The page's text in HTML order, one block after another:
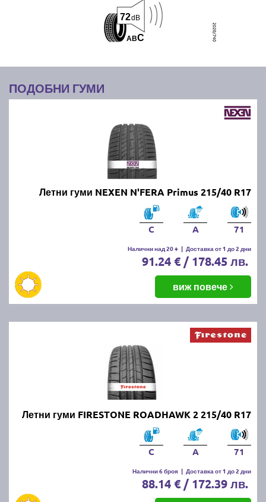
ABC
72dB
ПОДОБНИ ГУМИ
Летни гуми NEXEN N'FERA Primus 215/40 R17
C A 71
Налични над 20 + | Доставка от 1 до 2 дни
91.24 € / 178.45 лв.
виж повече
Летни гуми FIRESTONE ROADHAWK 2 215/40 R17
C A 71
Налични 6 броя | Доставка от 1 до 2 дни
88.14 € / 172.39 лв.